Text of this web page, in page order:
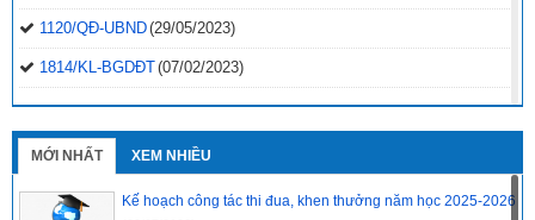
1120/QĐ-UBND(29/05/2023)
1814/KL-BGDĐT(07/02/2023)
2496-QD-UBND(10/10/2022)
2495-QD-UBND(10/10/2022)
MỚI NHẤT XEM NHIỀU
Kế hoạch công tác thi đua, khen thưởng năm học 2025-2026